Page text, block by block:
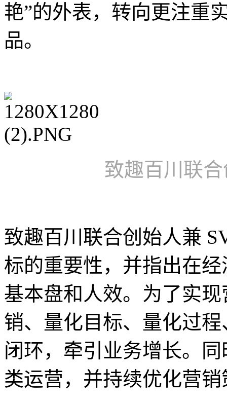
艳”的外表，转向更注重
品。
致趣百川联
致趣百川联合创始人兼
标的重要性，并指出在
基本盘和人效。为了实
销、量化目标、量化过
闭环，牵引业务增长。
类运营，并持续优化营销